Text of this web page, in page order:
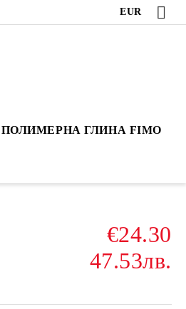
EUR
ПОЛИМЕРНА ГЛИНА FIMO
€24.30
47.53лв.